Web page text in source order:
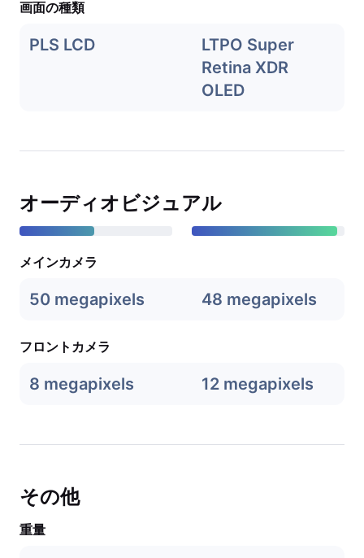
画面の種類
PLS LCD
LTPO Super
Retina XDR
OLED
オーディオビジュアル
メインカメラ
50 megapixels 48 megapixels
フロントカメラ
8 megapixels 12 megapixels
その他
重量